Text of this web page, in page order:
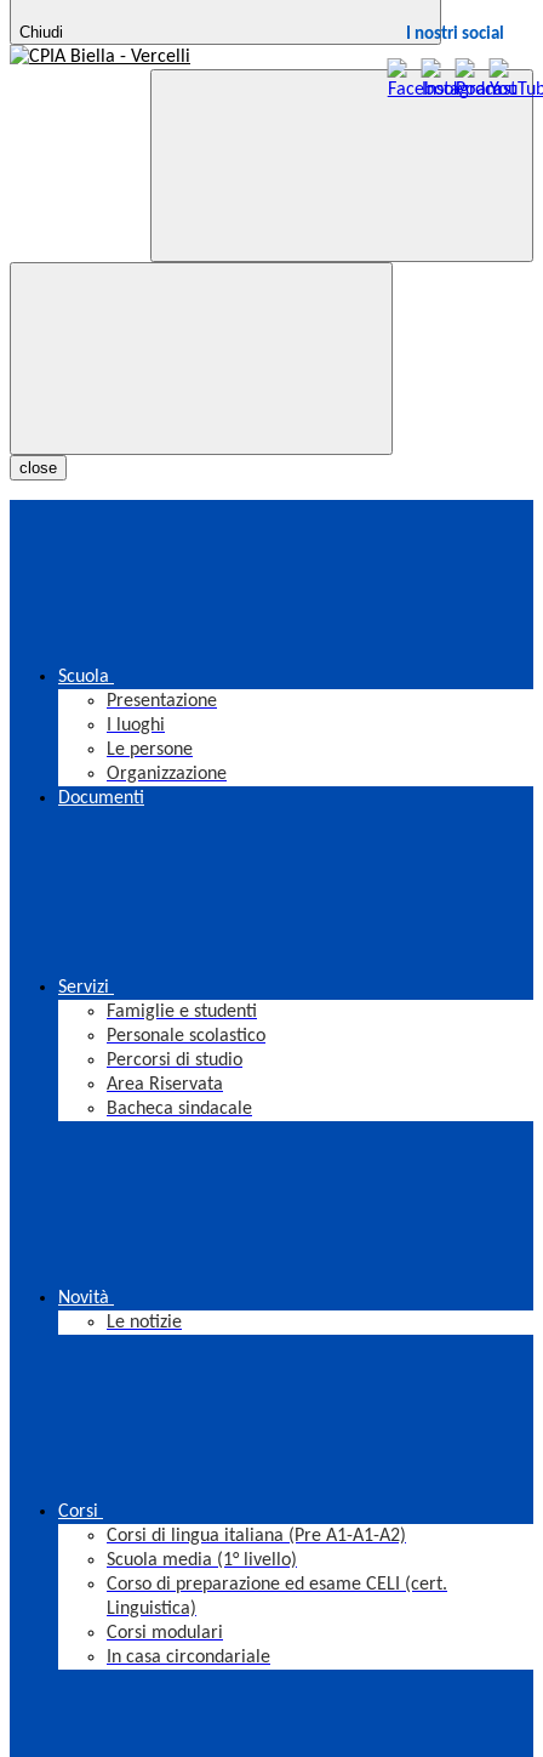
Chiudi I nostri social
close
Scuola
Presentazione
I luoghi
Le persone
Organizzazione
Documenti
Servizi
Famiglie e studenti
Personale scolastico
Percorsi di studio
Area Riservata
Bacheca sindacale
Novità
Le notizie
Corsi
Corsi di lingua italiana (Pre A1-A1-A2)
Scuola media (1° livello)
Corso di preparazione ed esame CELI (cert.
Linguistica)
Corsi modulari
In casa circondariale